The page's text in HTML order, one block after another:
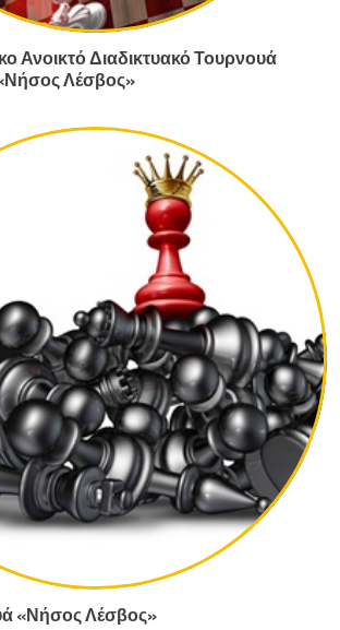
Ανοικτό Διαδικτυακό Τουρνουά
Λέσβος»
«Νήσος Λέσβος»